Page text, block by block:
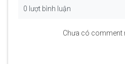
0 lượt bình luận
Chưa có comment